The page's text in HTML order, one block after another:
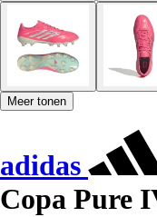
Meer tonen
adidas
Copa Pure